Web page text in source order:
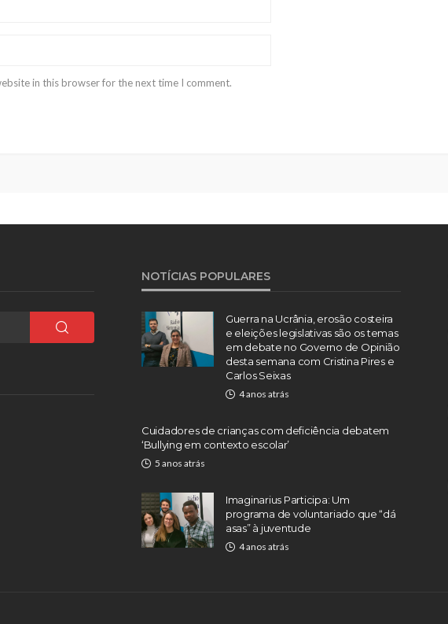
in this browser for the next time I comment.
NOTÍCIAS POPULARES
Guerra na Ucrânia, erosão costeira
e eleições legislativas são os temas
em debate no Governo de Opinião
desta semana com Cristina Pires e
Carlos Seixas
4 anos atrás
Cuidadores de crianças com deficiência debatem
‘Bullying em contexto escolar’
5 anos atrás
Imaginarius Participa: Um
programa de voluntariado que “dá
asas” à juventude
4 anos atrás